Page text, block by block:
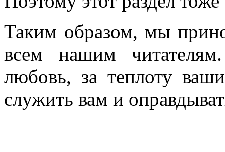
Таким образом, мы
всем нашим
любовь, за теплоту
служить вам и